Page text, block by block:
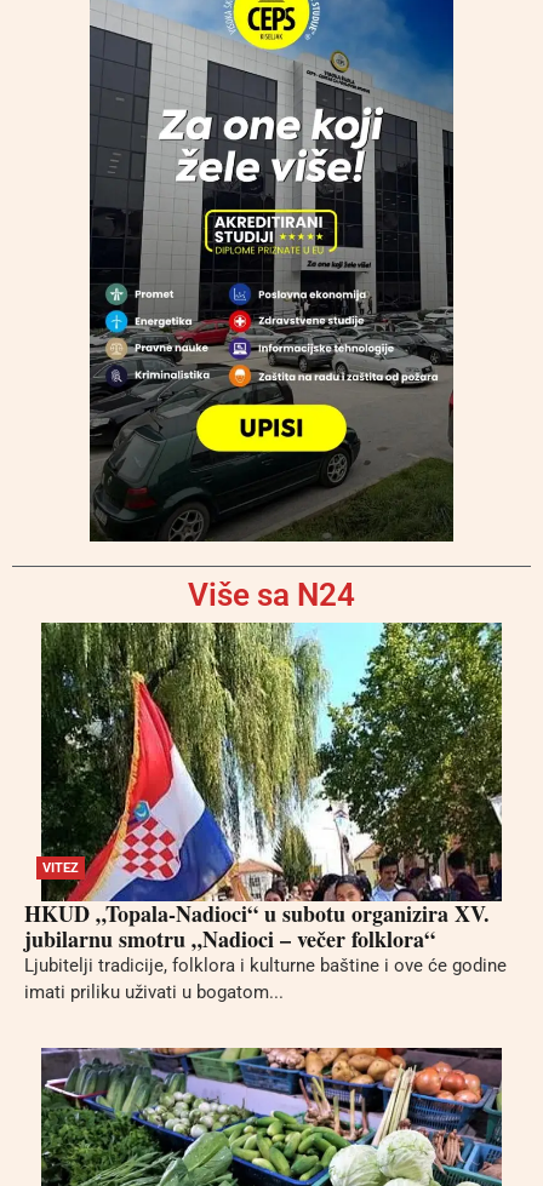
Više sa N24
VITEZ
HKUD „Topala-Nadioci“ u subotu organizira XV.
jubilarnu smotru „Nadioci – večer folklora“
Ljubitelji tradicije, folklora i kulturne baštine i ove će godine
imati priliku uživati u bogatom...